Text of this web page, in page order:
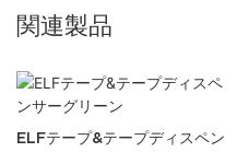
関連製品
ELFテープ&テープディスペン